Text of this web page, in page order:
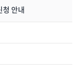
안내